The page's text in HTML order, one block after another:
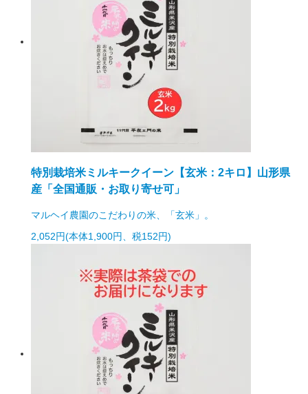
特別栽培米ミルキークイーン【玄米：2キロ】山形県
産「全国通販・お取り寄せ可」
マルヘイ農園のこだわりの米、「玄米」。
2,052円(本体1,900円、税152円)